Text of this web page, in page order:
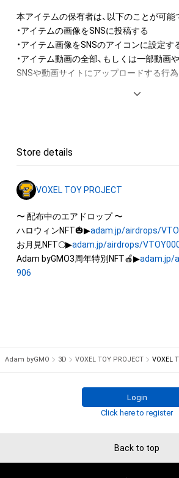
本アイテムの保有者は、以下のことが可能
・アイテムの画像をSNSに投稿する
・アイテム画像をSNSのアイコンに設定す
・アイテム動画の全部、もしくは一部動画
SNSや動画サイトにアップロードする行為
・本アイテムに関する創作物(画像および
産権(それらの権利を取得し、又はそれら
作権を有する方、著作隣接権の権利者ま
けている者によって保護されています。そ
を保有していたとしても、本アイテムに関
知的財産権を有することを意味しません。
・本アイテムの著作権を有する方、著作隣
の管理委託を受けている者からの事前の同
アイテムの保有者が有する権利」の範囲を
Store details
VOXEL TOY PROJECT
〜 配布中のエアドロップ 〜
ハロウィンNFT🎃▶adam.jp/airdrops/
お月見NFT🌕▶adam.jp/airdrops/
Adam byGMO3周年特別NFT🍎▶adam.jp/
906
Adam byGMO 3D VOXEL TOY PROJECT VOXEL
Login
Click here to register
Back to top